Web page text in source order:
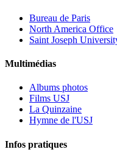
Bureau de Paris
North America Office
Saint Joseph
Multimédias
Albums photos
Films USJ
La Quinzaine
Hymne de l'USJ
Infos pratiques